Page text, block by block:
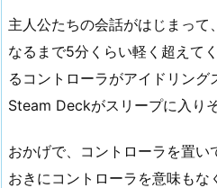
主人公たちの会話がはじまって
なるまで5分くらい軽く超えて
るコントローラがアイドリング
Steam Deckがスリープに入り
おかげで、コントローラを置い
おきにコントローラを意味もな